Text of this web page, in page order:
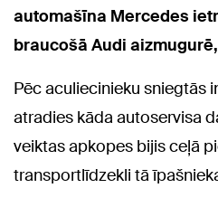
automašīna Mercedes
braucošā Audi
Pēc aculiecinieku sniegtās
atradies kāda autoservisa
veiktas apkopes bijis ceļā
transportlīdzekli tā